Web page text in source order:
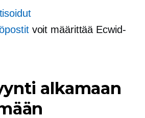
voit määrittää Ecwid-
alkamaan